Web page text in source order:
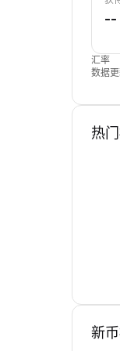
汇率
数据
热
新